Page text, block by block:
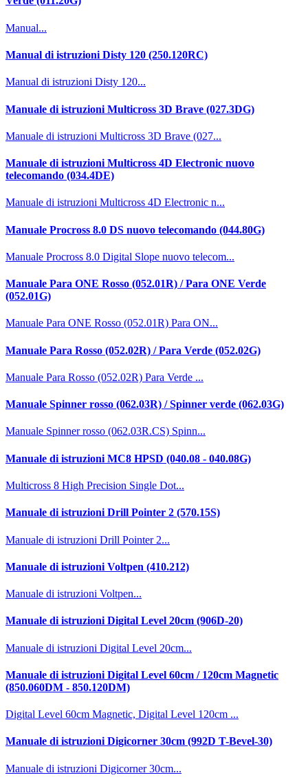
Manual...
Manual di istruzioni Disty 120 (250.120RC)
Manual di istruzioni Disty 120...
Manuale di istruzioni Multicross 3D Brave (027.3DG)
Manuale di istruzioni Multicross 3D Brave (027...
Manuale di istruzioni Multicross 4D Electronic nuovo
telecomando (034.4DE)
Manuale di istruzioni Multicross 4D Electronic n...
Manuale Procross 8.0 DS nuovo telecomando (044.80G)
Manuale Procross 8.0 Digital Slope nuovo telecom...
Manuale Para ONE Rosso (052.01R) / Para ONE Verde
(052.01G)
Manuale Para ONE Rosso (052.01R) Para ON...
Manuale Para Rosso (052.02R) / Para Verde (052.02G)
Manuale Para Rosso (052.02R) Para Verde ...
Manuale Spinner rosso (062.03R) / Spinner verde (062.03G)
Manuale Spinner rosso (062.03R.CS) Spinn...
Manuale di istruzioni MC8 HPSD (040.08 - 040.08G)
Multicross 8 High Precision Single Dot...
Manuale di istruzioni Drill Pointer 2 (570.15S)
Manuale di istruzioni Drill Pointer 2...
Manuale di istruzioni Voltpen (410.212)
Manuale di istruzioni Voltpen...
Manuale di istruzioni Digital Level 20cm (906D-20)
Manuale di istruzioni Digital Level 20cm...
Manuale di istruzioni Digital Level 60cm / 120cm Magnetic
(850.060DM - 850.120DM)
Digital Level 60cm Magnetic, Digital Level 120cm ...
Manuale di istruzioni Digicorner 30cm (992D T-Bevel-30)
Manuale di istruzioni Digicorner 30cm...